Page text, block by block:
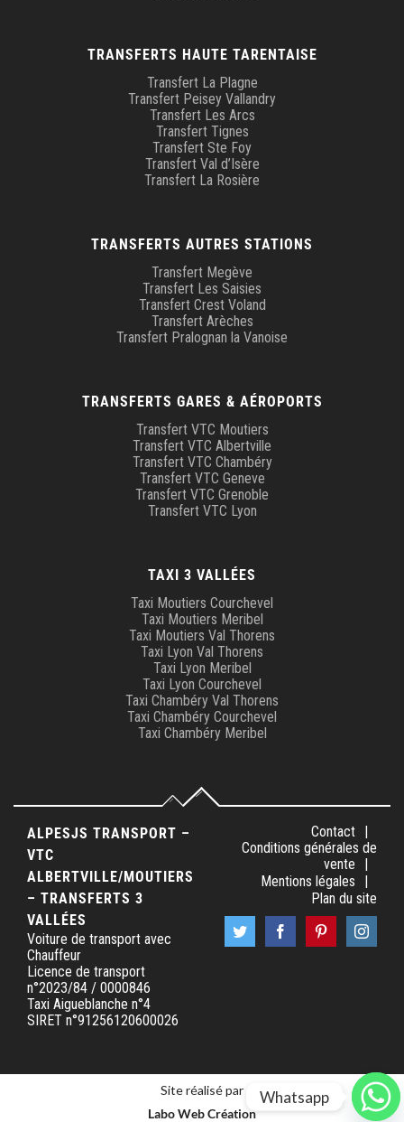
TRANSFERTS HAUTE TARENTAISE
Transfert La Plagne
Transfert Peisey Vallandry
Transfert Les Arcs
Transfert Tignes
Transfert Ste Foy
Transfert Val d’Isère
Transfert La Rosière
TRANSFERTS AUTRES STATIONS
Transfert Megève
Transfert Les Saisies
Transfert Crest Voland
Transfert Arèches
Transfert Pralognan la Vanoise
TRANSFERTS GARES & AÉROPORTS
Transfert VTC Moutiers
Transfert VTC Albertville
Transfert VTC Chambéry
Transfert VTC Geneve
Transfert VTC Grenoble
Transfert VTC Lyon
TAXI 3 VALLÉES
Taxi Moutiers Courchevel
Taxi Moutiers Meribel
Taxi Moutiers Val Thorens
Taxi Lyon Val Thorens
Taxi Lyon Meribel
Taxi Lyon Courchevel
Taxi Chambéry Val Thorens
Taxi Chambéry Courchevel
Taxi Chambéry Meribel
ALPESJS TRANSPORT –
VTC
ALBERTVILLE/MOUTIERS
– TRANSFERTS 3
VALLÉES
Voiture de transport avec
Chauffeur
Licence de transport
n°2023/84 / 0000846
Taxi Aigueblanche n°4
SIRET n°91256120600026
Contact
Conditions générales de
vente
Mentions légales
Plan du site
Site réalisé par
Labo Web Création
Whatsapp